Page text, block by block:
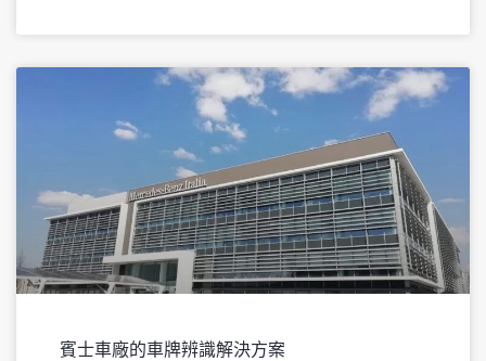
賓士車廠的車牌辨識解決方案